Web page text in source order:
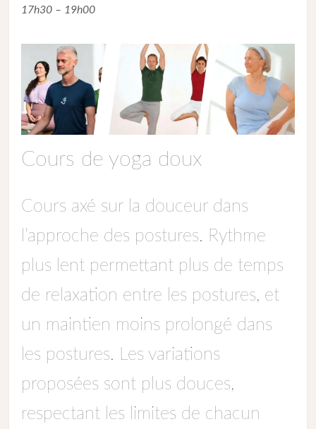
17h30 – 19h00
Cours de yoga doux
Cours axé sur la douceur dans
l’approche des postures. Rythme
plus lent permettant plus de temps
de relaxation entre les postures, et
un maintien moins prolongé dans
les postures. Les variations
proposées sont plus douces,
respectant les limites de chacun